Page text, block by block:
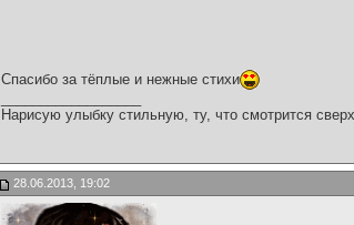
Спасибо за тёплые и нежные стихи
Нарисую улыбку стильную, ту, что смотрится
28.06.2013, 19:02